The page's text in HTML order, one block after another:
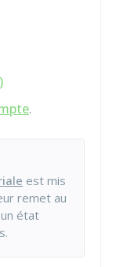
.
est mis
remet au
état